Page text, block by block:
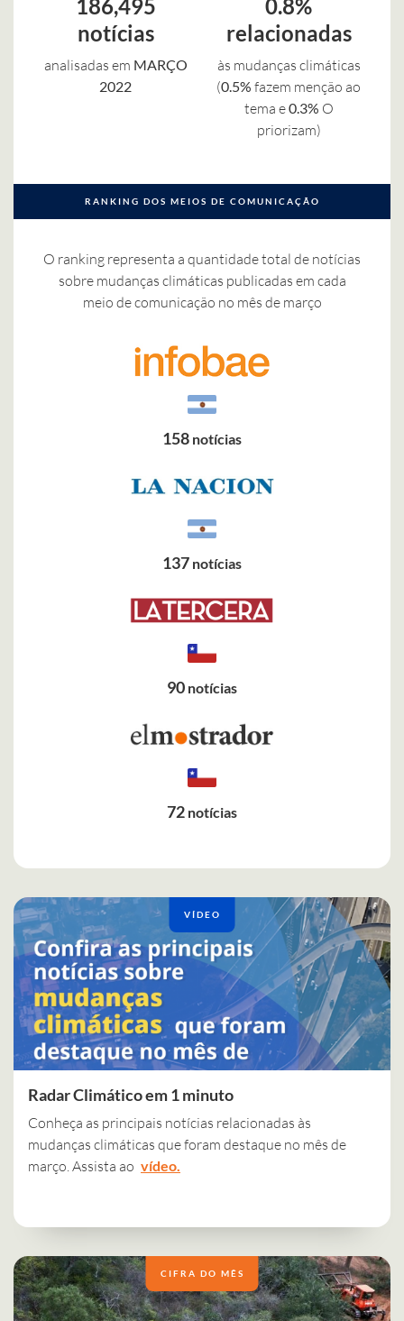
186,495
notícias
analisadas em MARÇO
2022
0.8%
relacionadas
às mudanças climáticas
(0.5% fazem menção ao
tema e0.3% O
priorizam)
RANKING DOS MEIOS DE COMUNICAÇÃO
O ranking representa a quantidade total de notícias
sobre mudanças climáticas publicadas em cada
meio de comunicação no mês de março
158 notícias
137 notícias
90 notícias
72 notícias
VÍDEO
Radar Climático em 1 minuto
Conheça as principais notícias relacionadas às
mudanças climáticas que foram destaque no mês de
março. Assista ao vídeo.
CIFRA DO MÊS